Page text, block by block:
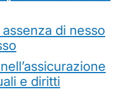
di nesso
e diritti